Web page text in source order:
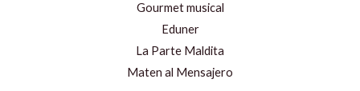
Gourmet musical
Eduner
La Parte Maldita
Maten al Mensajero